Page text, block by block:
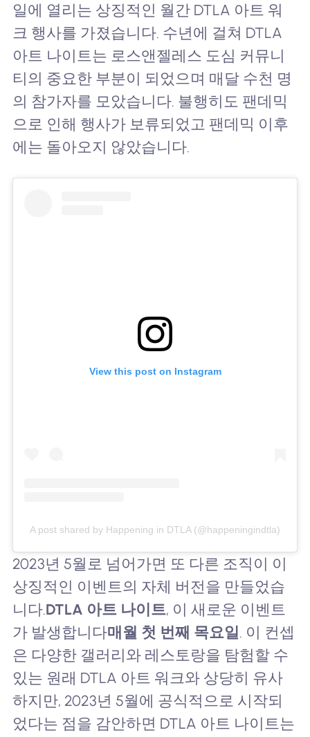
일에 열리는 상징적인 월간 DTLA 아트 워
크 행사를 가졌습니다. 수년에 걸쳐 DTLA
아트 나이트는 로스앤젤레스 도심 커뮤니
티의 중요한 부분이 되었으며 매달 수천 명
의 참가자를 모았습니다. 불행히도 팬데믹
으로 인해 행사가 보류되었고 팬데믹 이후
에는 돌아오지 않았습니다.
View this post on Instagram
A post shared by Happening in DTLA (@happeningindtla)
2023년 5월로 넘어가면 또 다른 조직이 이
상징적인 이벤트의 자체 버전을 만들었습
니다.DTLA 아트 나이트, 이 새로운 이벤트
가 발생합니다매월 첫 번째 목요일. 이 컨셉
은 다양한 갤러리와 레스토랑을 탐험할 수
있는 원래 DTLA 아트 워크와 상당히 유사
하지만, 2023년 5월에 공식적으로 시작되
었다는 점을 감안하면 DTLA 아트 나이트는